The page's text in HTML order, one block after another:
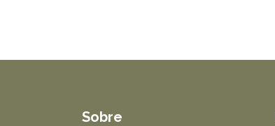
Sobre